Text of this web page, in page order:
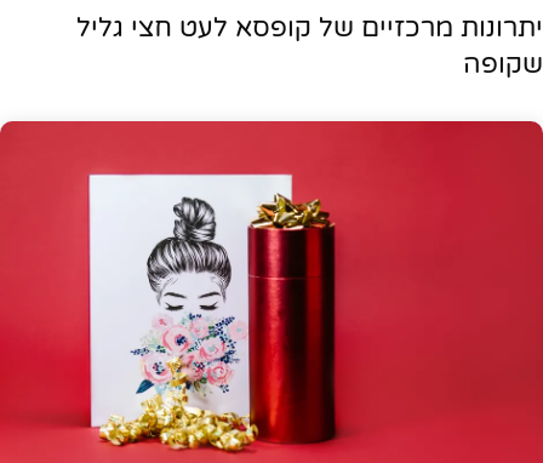
יתרונות מרכזיים של קופסא לעט חצי גליל
שקופה